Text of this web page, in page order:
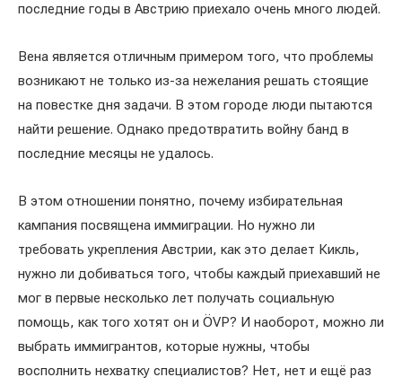
последние годы в Австрию приехало очень много людей.
Вена является отличным примером того, что проблемы
возникают не только из-за нежелания решать стоящие
на повестке дня задачи. В этом городе люди пытаются
найти решение. Однако предотвратить войну банд в
последние месяцы не удалось.
В этом отношении понятно, почему избирательная
кампания посвящена иммиграции. Но нужно ли
требовать укрепления Австрии, как это делает Кикль,
нужно ли добиваться того, чтобы каждый приехавший не
мог в первые несколько лет получать социальную
помощь, как того хотят он и ÖVP? И наоборот, можно ли
выбрать иммигрантов, которые нужны, чтобы
восполнить нехватку специалистов? Нет, нет и ещё раз